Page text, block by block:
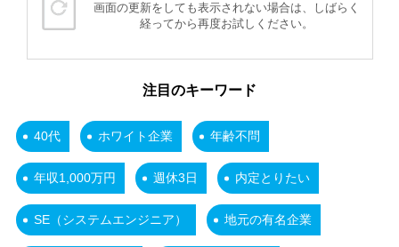
画面の更新をしても表示されない場合は、しばらく
経ってから再度お試しください。
注目のキーワード
40代 ホワイト企業 年齢不問
年収1,000万円 週休3日 内定とりたい
SE（システムエンジニア） 地元の有名企業